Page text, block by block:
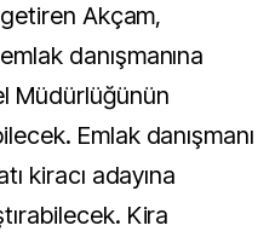
Akçam,
danışmanına
Müdürlüğünün
Emlak danışmanı
kiracı adayına
Kira